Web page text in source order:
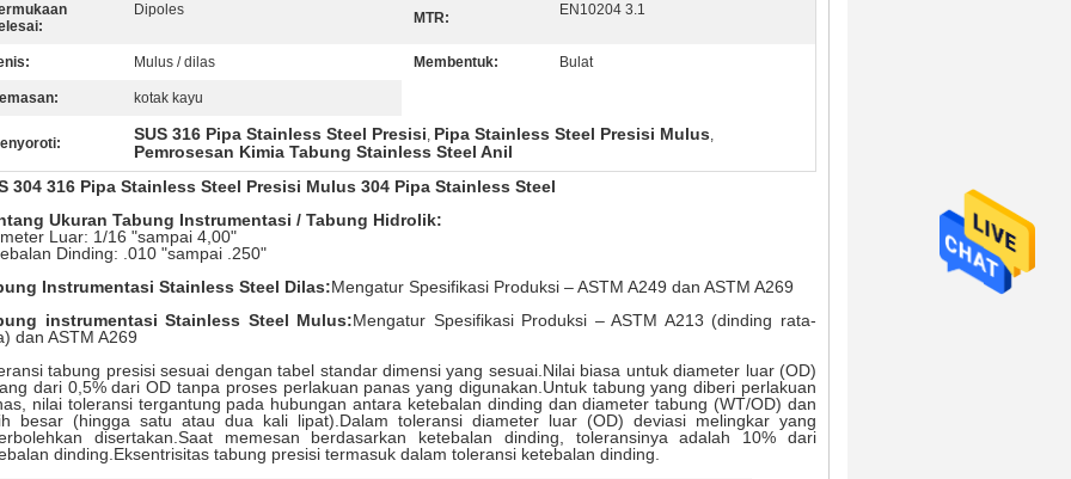
Dipoles MTR: EN10204 3.1
Mulus / dilas Membentuk: Bulat
kotak kayu
SUS 316 Pipa Stainless Steel Presisi, Pipa Stainless Steel Presisi Mulus,
Pemrosesan Kimia Tabung Stainless Steel Anil
304 316 Pipa Stainless Steel Presisi Mulus 304 Pipa Stainless Steel
Ukuran Tabung Instrumentasi / Tabung Hidrolik:
Luar: 1/16 "sampai 4,00"
Dinding: .010 "sampai .250"
Instrumentasi Stainless Steel Dilas:Mengatur Spesifikasi Produksi – ASTM A249 dan ASTM A269
instrumentasi Stainless Steel Mulus:Mengatur Spesifikasi Produksi – ASTM A213 (dinding rata-
dan ASTM A269
tabung presisi sesuai dengan tabel standar dimensi yang sesuai.Nilai biasa untuk diameter luar (OD)
dari 0,5% dari OD tanpa proses perlakuan panas yang digunakan.Untuk tabung yang diberi perlakuan
nilai toleransi tergantung pada hubungan antara ketebalan dinding dan diameter tabung (WT/OD) dan
besar (hingga satu atau dua kali lipat).Dalam toleransi diameter luar (OD) deviasi melingkar yang
disertakan.Saat memesan berdasarkan ketebalan dinding, toleransinya adalah 10% dari
dinding.Eksentrisitas tabung presisi termasuk dalam toleransi ketebalan dinding.